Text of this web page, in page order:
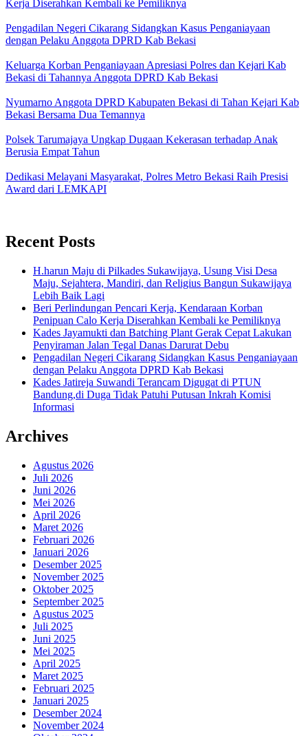
Kerja Diserahkan Kembali ke Pemiliknya
Pengadilan Negeri Cikarang Sidangkan Kasus Penganiayaan
dengan Pelaku Anggota DPRD Kab Bekasi
Keluarga Korban Penganiayaan Apresiasi Polres dan Kejari Kab
Bekasi di Tahannya Anggota DPRD Kab Bekasi
Nyumarno Anggota DPRD Kabupaten Bekasi di Tahan Kejari Kab
Bekasi Bersama Dua Temannya
Polsek Tarumajaya Ungkap Dugaan Kekerasan terhadap Anak
Berusia Empat Tahun
Dedikasi Melayani Masyarakat, Polres Metro Bekasi Raih Presisi
Award dari LEMKAPI
Recent Posts
H.harun Maju di Pilkades Sukawijaya, Usung Visi Desa
Maju, Sejahtera, Mandiri, dan Religius Bangun Sukawijaya
Lebih Baik Lagi
Beri Perlindungan Pencari Kerja, Kendaraan Korban
Penipuan Calo Kerja Diserahkan Kembali ke Pemiliknya
Kades Jayamukti dan Batching Plant Gerak Cepat Lakukan
Penyiraman Jalan Tegal Danas Darurat Debu
Pengadilan Negeri Cikarang Sidangkan Kasus Penganiayaan
dengan Pelaku Anggota DPRD Kab Bekasi
Kades Jatireja Suwandi Terancam Digugat di PTUN
Bandung,di Duga Tidak Patuhi Putusan Inkrah Komisi
Informasi
Archives
Agustus 2026
Juli 2026
Juni 2026
Mei 2026
April 2026
Maret 2026
Februari 2026
Januari 2026
Desember 2025
November 2025
Oktober 2025
September 2025
Agustus 2025
Juli 2025
Juni 2025
Mei 2025
April 2025
Maret 2025
Februari 2025
Januari 2025
Desember 2024
November 2024